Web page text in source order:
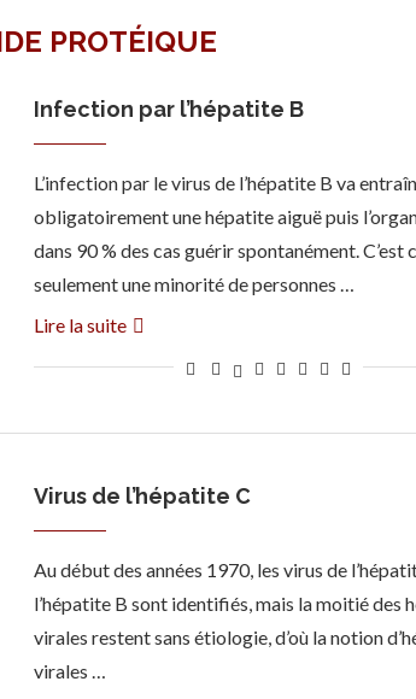
PROTÉIQUE
Infection par l’hépatite B
L’infection par le virus de l’hépatite B va
obligatoirement une hépatite aiguë puis
dans 90 % des cas guérir spontanément. C’est
seulement une minorité de personnes …
Lire la suite
Virus de l’hépatite C
Au début des années 1970, les virus de
l’hépatite B sont identifiés, mais la moitié des
virales restent sans étiologie, d’où la notion
virales …